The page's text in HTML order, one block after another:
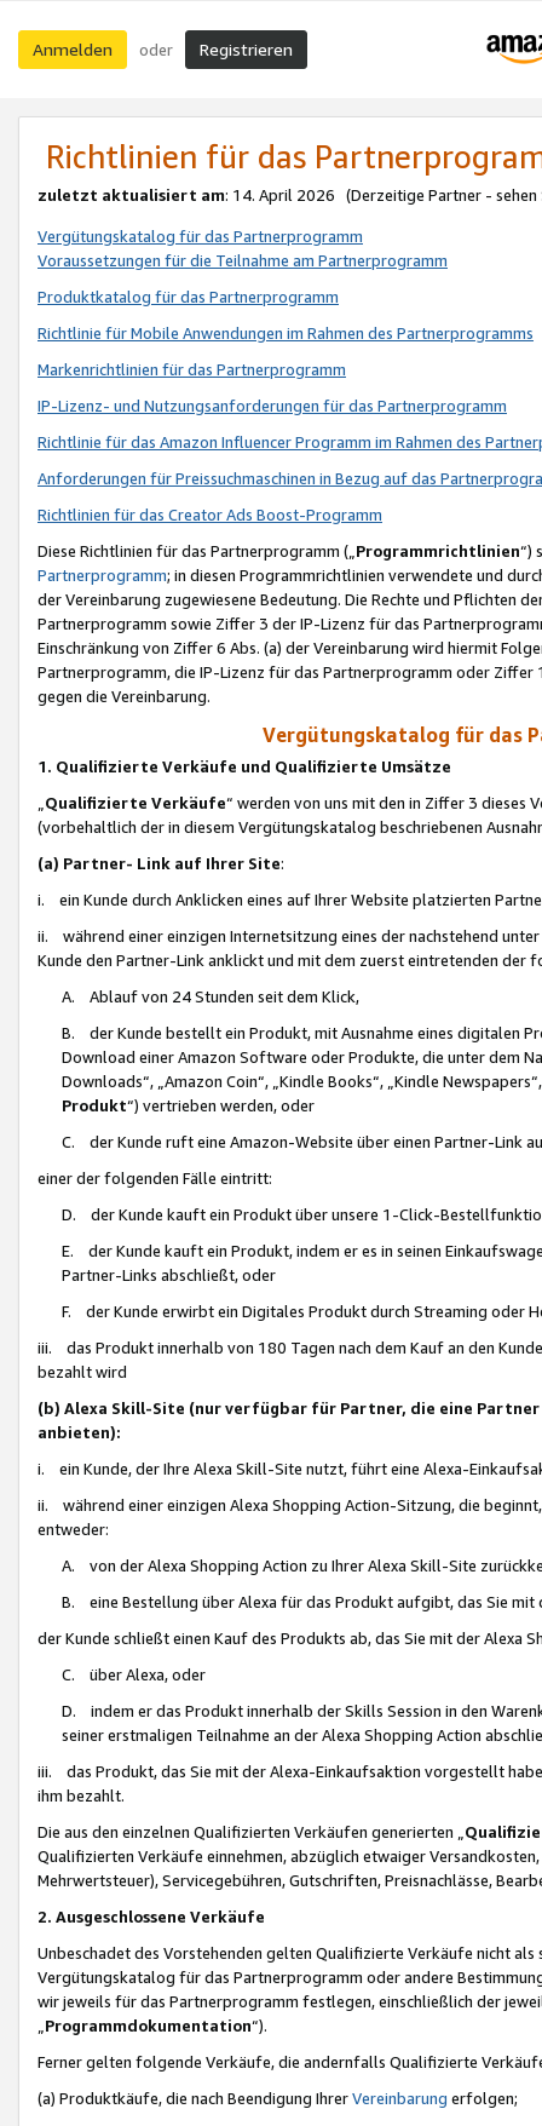
Anmelden oder Registrieren
Richtlinien für das
zuletzt aktualisiert am: 14. April 2026 (Derzeitige Partner - sehen
Vergütungskatalog für das Partnerprogramm
Voraussetzungen für die Teilnahme am Partnerprogramm
Produktkatalog für das Partnerprogramm
Richtlinie für Mobile Anwendungen im Rahmen des Partnerprogramms
Markenrichtlinien für das Partnerprogramm
IP-Lizenz- und Nutzungsanforderungen für das Partnerprogramm
Richtlinie für das Amazon Influencer Programm im Rahmen des
Anforderungen für Preissuchmaschinen in Bezug auf das
Richtlinien für das Creator Ads Boost-Programm
Diese Richtlinien für das Partnerprogramm („Programmrichtlinien“)
Partnerprogramm; in diesen Programmrichtlinien verwendete und
der Vereinbarung zugewiesene Bedeutung. Die Rechte und Pflichten
Partnerprogramm sowie Ziffer 3 der IP-Lizenz für das
Einschränkung von Ziffer 6 Abs. (a) der Vereinbarung wird hiermit
Partnerprogramm, die IP-Lizenz für das Partnerprogramm oder
gegen die Vereinbarung.
Vergütungskatalog für das
1. Qualifizierte Verkäufe und Qualifizierte Umsätze
Qualifizierte Verkäufe“ werden von uns mit den in Ziffer 3
(vorbehaltlich der in diesem Vergütungskatalog beschriebenen
(a) Partner- Link auf Ihrer Site:
i. ein Kunde durch Anklicken eines auf Ihrer Website platzierten
ii. während einer einzigen Internetsitzung eines der nachstehend
Kunde den Partner-Link anklickt und mit dem zuerst eintretenden der
A. Ablauf von 24 Stunden seit dem Klick,
B. der Kunde bestellt ein Produkt, mit Ausnahme eines digitalen
Download einer Amazon Software oder Produkte, die unter dem
Downloads“, „Amazon Coin“, „Kindle Books“, „Kindle
Produkt“) vertrieben werden, oder
C. der Kunde ruft eine Amazon-Website über einen Partner-Link
einer der folgenden Fälle eintritt:
D. der Kunde kauft ein Produkt über unsere 1-Click-
E. der Kunde kauft ein Produkt, indem er es in seinen
Partner-Links abschließt, oder
F. der Kunde erwirbt ein Digitales Produkt durch Streaming oder
iii. das Produkt innerhalb von 180 Tagen nach dem Kauf an den
bezahlt wird
(b) Alexa Skill-Site (nur verfügbar für Partner, die eine
anbieten):
i. ein Kunde, der Ihre Alexa Skill-Site nutzt, führt eine Alexa-
ii. während einer einzigen Alexa Shopping Action-Sitzung, die
entweder:
A. von der Alexa Shopping Action zu Ihrer Alexa Skill-Site
B. eine Bestellung über Alexa für das Produkt aufgibt, das Sie mit
der Kunde schließt einen Kauf des Produkts ab, das Sie mit der Alexa
C. über Alexa, oder
D. indem er das Produkt innerhalb der Skills Session in den
seiner erstmaligen Teilnahme an der Alexa Shopping Action
iii. das Produkt, das Sie mit der Alexa-Einkaufsaktion vorgestellt
ihm bezahlt.
Die aus den einzelnen Qualifizierten Verkäufen generierten „
Qualifizierten Verkäufe einnehmen, abzüglich etwaiger
Mehrwertsteuer), Servicegebühren, Gutschriften, Preisnachlässe,
2. Ausgeschlossene Verkäufe
Unbeschadet des Vorstehenden gelten Qualifizierte Verkäufe nicht
Vergütungskatalog für das Partnerprogramm oder andere
wir jeweils für das Partnerprogramm festlegen, einschließlich der
Programmdokumentation“).
Ferner gelten folgende Verkäufe, die andernfalls Qualifizierte
(a) Produktkäufe, die nach Beendigung IhrerVereinbarung erfolgen;